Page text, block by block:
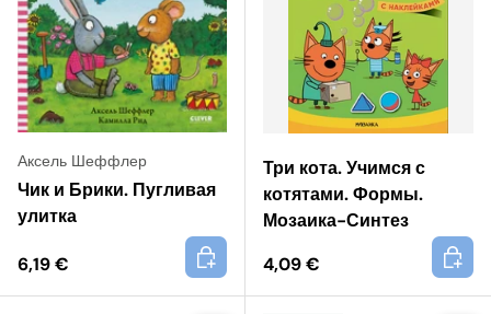
Аксель Шеффлер
Чик и Брики. Пугливая
улитка
6,19 €
+
Три кота. Учимся с
котятами. Формы.
Мозаика-Синтез
4,09 €
+